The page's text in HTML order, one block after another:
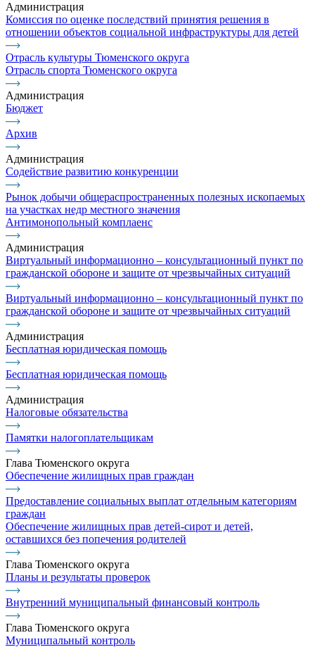
Администрация
Комиссия по оценке последствий принятия решения в
отношении объектов социальной инфраструктуры для детей
Отрасль культуры Тюменского округа
Отрасль спорта Тюменского округа
Администрация
Бюджет
Архив
Администрация
Содействие развитию конкуренции
Рынок добычи общераспространенных полезных ископаемых
на участках недр местного значения
Антимонопольный комплаенс
Администрация
Виртуальный информационно – консультационный пункт по
гражданской обороне и защите от чрезвычайных ситуаций
Виртуальный информационно – консультационный пункт по
гражданской обороне и защите от чрезвычайных ситуаций
Администрация
Бесплатная юридическая помощь
Бесплатная юридическая помощь
Администрация
Налоговые обязательства
Памятки налогоплательщикам
Глава Тюменского округа
Обеспечение жилищных прав граждан
Предоставление социальных выплат отдельным категориям
граждан
Обеспечение жилищных прав детей-сирот и детей,
оставшихся без попечения родителей
Глава Тюменского округа
Планы и результаты проверок
Внутренний муниципальный финансовый контроль
Глава Тюменского округа
Муниципальный контроль